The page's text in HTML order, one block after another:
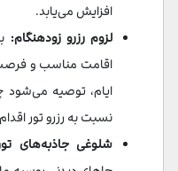
افزایش می‌یابد.
لزوم رزرو زودهنگام:
اقامت مناسب و
ایام، توصیه می‌شود
نسبت به رزرو تور
شلوغی جاذبه‌های